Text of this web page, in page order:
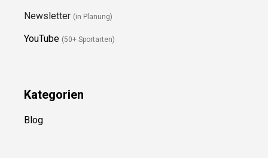
Folge Uns
Newsletter(in Planung)
Kategorien